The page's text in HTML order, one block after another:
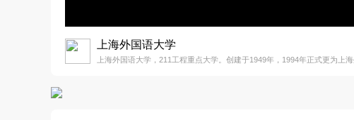
上海外国语大学
上海外国语大学，211工程重点大学。创建于1949年，1994年正式更为上海